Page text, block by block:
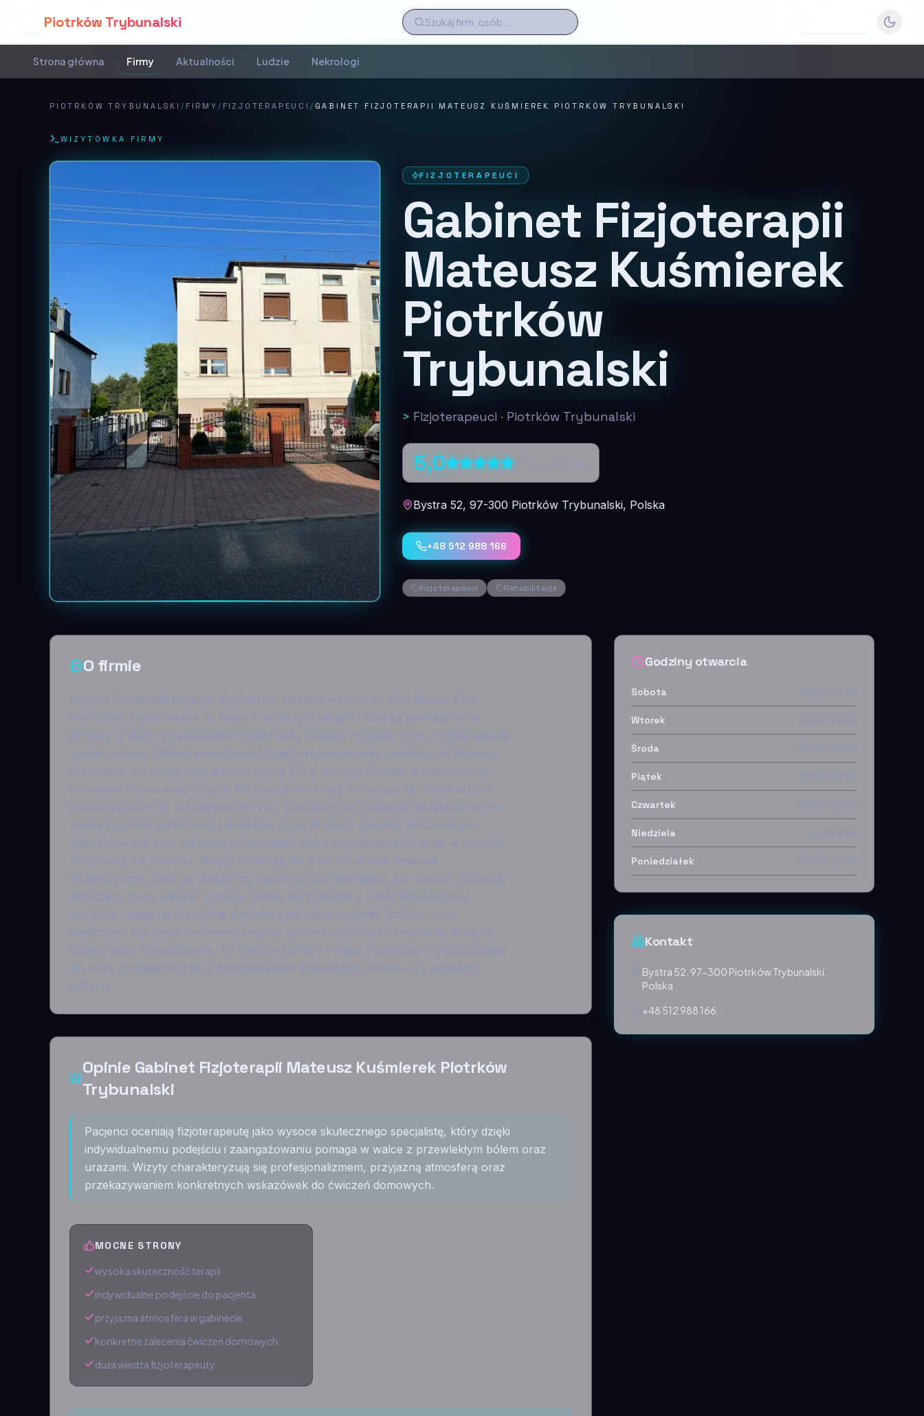
Piotrków Trybunalski
Strona główna Firmy Aktualności Ludzie Nekrologi
PIOTRKÓW TRYBUNALSKI / FIRMY / FIZJOTERAPEUCI / GABINET FIZJOTERAPII MATEUSZ KUŚMIEREK PIOTRKÓW TRYBUNALSKI
WIZYTÓWKA FIRMY
FIZJOTERAPEUCI
Gabinet Fizjoterapii
Mateusz Kuśmierek
Piotrków
Trybunalski
> Fizjoterapeuci · Piotrków Trybunalski
5,0
Bystra 52, 97-300 Piotrków Trybunalski, Polska
+48 512 988 166
Fizjoterapeuci Rehabilitacja
O firmie
Opinie Gabinet Fizjoterapii Mateusz Kuśmierek Piotrków
Trybunalski
Pacjenci oceniają fizjoterapeutę jako wysoce skutecznego specjalistę, który dzięki
indywidualnemu podejściu i zaangażowaniu pomaga w walce z przewlekłym bólem oraz
urazami. Wizyty charakteryzują się profesjonalizmem, przyjazną atmosferą oraz
przekazywaniem konkretnych wskazówek do ćwiczeń domowych.
MOCNE STRONY
wysoka skuteczność terapii
indywidualne podejście do pacjenta
przyjazna atmosfera w gabinecie
konkretne zalecenia ćwiczeń domowych
duża wiedza fizjoterapeuty
Godziny otwarcia
Sobota
Wtorek
Środa
Piątek
Czwartek
Niedziela
Poniedziałek
Kontakt
Bystra 52, 97-300 Piotrków Trybunalski,
Polska
+48 512 988 166